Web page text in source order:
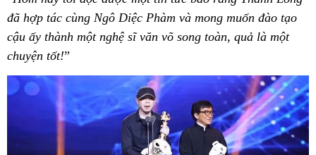
đã hợp tác cùng Ngô Diệc Phàm và mong muốn đào tạo
cậu ấy thành một nghệ sĩ văn võ song toàn, quả là một
chuyện tốt!”